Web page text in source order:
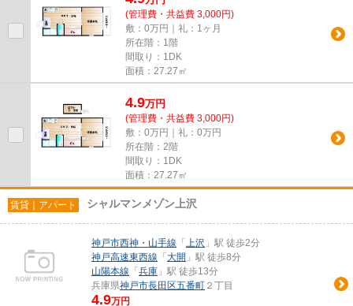
(管理費・共益費 3,000円)
敷：0万円｜礼：1ヶ月
所在階：1階
間取り：1DK
面積：27.27㎡
4.9万円
(管理費・共益費 3,000円)
敷：0万円｜礼：0万円
所在階：2階
間取り：1DK
面積：27.27㎡
賃貸｜アパート シャルマンメゾン上沢
神戸市西神・山手線 「 上沢 」駅 徒歩2分
神戸高速東西線 「 大開 」駅 徒歩8分
山陽本線 「 兵庫 」駅 徒歩13分
兵庫県神戸市長田区五番町 ２丁目
4.9万円